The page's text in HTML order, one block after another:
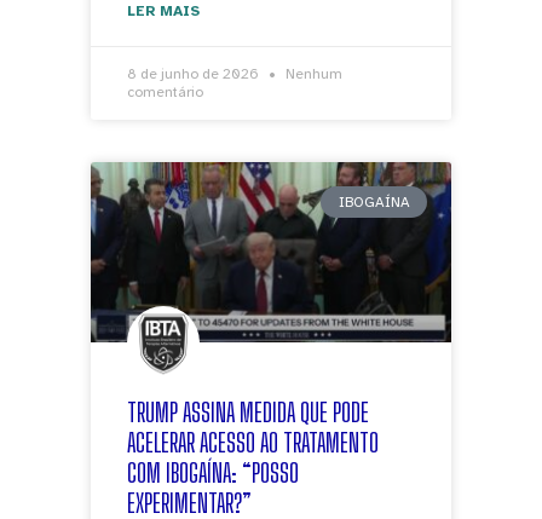
LER MAIS
8 de junho de 2026
Nenhum
comentário
IBOGAÍNA
TRUMP ASSINA MEDIDA QUE PODE
ACELERAR ACESSO AO TRATAMENTO
COM IBOGAÍNA: “POSSO
EXPERIMENTAR?”